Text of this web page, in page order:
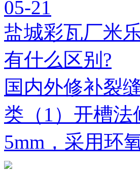
05-21
盐城彩瓦厂米
有什么区别?
国内外修补裂
类（1）开槽
5mm，采用环